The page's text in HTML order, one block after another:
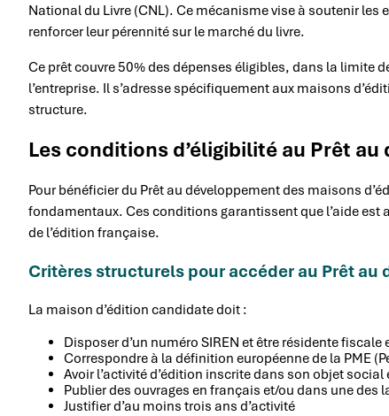
National du Livre (CNL). Ce mécanisme vise à soutenir
renforcer leur pérennité sur le marché du livre.
Ce prêt couvre 50% des dépenses éligibles, dans la limite
l’entreprise. Il s’adresse spécifiquement aux maisons
structure.
Les conditions d’éligibilité au Prêt
Pour bénéficier du Prêt au développement des maisons
fondamentaux. Ces conditions garantissent que l’aide
de l’édition française.
Critères structurels pour accéder au Prêt au
La maison d’édition candidate doit :
Disposer d’un numéro SIREN et être résidente fiscale
Correspondre à la définition européenne de la PME
Avoir l’activité d’édition inscrite dans son objet social
Publier des ouvrages en français et/ou dans une des
Justifier d’au moins trois ans d’activité